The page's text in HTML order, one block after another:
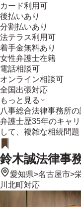
カード利用可
後払いあり
分割払いあり
法テラス利用可
着手金無料あり
女性弁護士在籍
電話相談可
オンライン相談可
全国出張対応
もっと見る
八事総合法律事務所の
弁護士歴35年のキャ
して、複雑な相続問題
鈴木誠法律事
愛知県>名古屋市>
川北町対応